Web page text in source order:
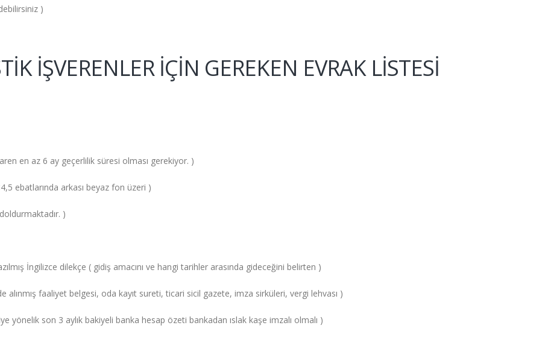
)
İŞVERENLER İÇİN GEREKEN EVRAK LİSTESİ
en az 6 ay geçerlilik süresi olması gerekiyor. )
ebatlarında arkası beyaz fon üzeri )
)
İngilizce dilekçe ( gidiş amacını ve hangi tarihler arasında gideceğini belirten )
alınmış faaliyet belgesi, oda kayıt sureti, ticari sicil gazete, imza sirküleri, vergi lehvası )
yönelik son 3 aylık bakiyeli banka hesap özeti bankadan ıslak kaşe imzalı olmalı )